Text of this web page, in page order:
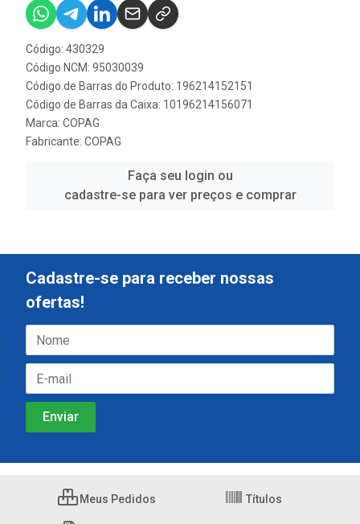
Código: 430329
Código NCM: 95030039
Código de Barras do Produto: 196214152151
Código de Barras da Caixa: 10196214156071
Marca: COPAG
Fabricante: COPAG
Faça seu login ou
cadastre-se para ver preços e comprar
Cadastre-se para receber nossas
ofertas!
Meus Pedidos Títulos